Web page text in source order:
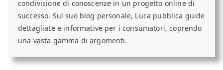
condivisione di conoscenze in un progetto online di
successo. Sul suo blog personale, Luca pubblica guide
dettagliate e informative per i consumatori, coprendo
una vasta gamma di argomenti.